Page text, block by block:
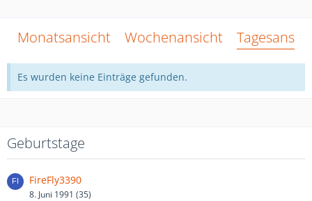
Monatsansicht Wochenansicht
Es wurden keine Einträge gefunden.
Geburtstage
FireFly3390
8. Juni 1991 (35)